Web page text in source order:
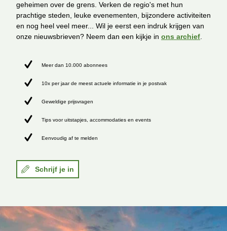
geheimen over de grens. Verken de regio's met hun
prachtige steden, leuke evenementen, bijzondere activiteiten
en nog heel veel meer... Wil je eerst een indruk krijgen van
onze nieuwsbrieven? Neem dan een kijkje in ons archief.
Meer dan 10.000 abonnees
10x per jaar de meest actuele informatie in je postvak
Geweldige prijsvragen
Tips voor uitstapjes, accommodaties en events
Eenvoudig af te melden
Schrijf je in